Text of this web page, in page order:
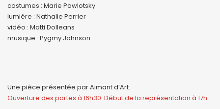
costumes : Marie Pawlotsky
lumière : Nathalie Perrier
vidéo : Matti Dolleans
musique : Pygmy Johnson
Une pièce présentée par Aimant d’Art.
Ouverture des portes à 16h30. Début de la représentation à 17h.